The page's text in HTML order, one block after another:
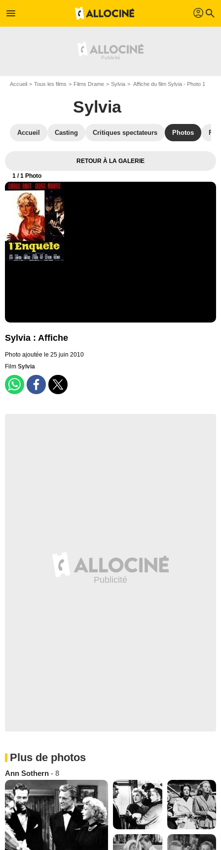
menu profil search
Accueil Tous les films Films Drame Sylvia Affiche du film Sylvia - Photo 1
Sylvia
Accueil Casting Critiques spectateurs Photos
RETOUR À LA GALERIE
1 / 1 Photo
Sylvia : Affiche
Photo ajoutée le 25 juin 2010
Film Sylvia
Plus de photos
Ann Sothern - 8